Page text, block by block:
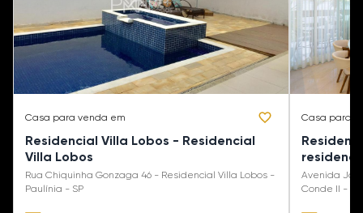
Casa para venda em
Residencial Villa Lobos - Residencial
Villa Lobos
Rua Chiquinha Gonzaga 46 - Residencial Villa Lobos -
Paulínia - SP
Casa para
Avenida
Conde II -